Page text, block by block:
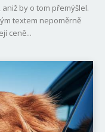
by o tom přemýšlel.
textem nepoměrně
ceně...